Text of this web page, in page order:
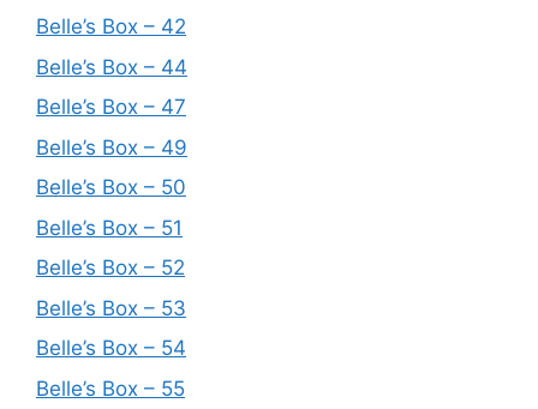
Belle’s Box – 42
Belle’s Box – 44
Belle’s Box – 47
Belle’s Box – 49
Belle’s Box – 50
Belle’s Box – 51
Belle’s Box – 52
Belle’s Box – 53
Belle’s Box – 54
Belle’s Box – 55